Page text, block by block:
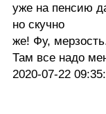
уже на пенсию
но скучно
же! Фу,
Там все надо
2020-07-22